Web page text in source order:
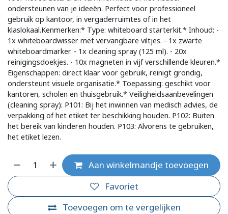
ondersteunen van je ideeën. Perfect voor professioneel
gebruik op kantoor, in vergaderruimtes of in het
klaslokaal.Kenmerken:* Type: whiteboard starterkit.* Inhoud: -
1x whiteboardwisser met vervangbare viltjes. - 1x zwarte
whiteboardmarker. - 1x cleaning spray (125 ml). - 20x
reinigingsdoekjes. - 10x magneten in vijf verschillende kleuren.*
Eigenschappen: direct klaar voor gebruik, reinigt grondig,
ondersteunt visuele organisatie.* Toepassing: geschikt voor
kantoren, scholen en thuisgebruik.* Veiligheidsaanbevelingen
(cleaning spray): P101: Bij het inwinnen van medisch advies, de
verpakking of het etiket ter beschikking houden. P102: Buiten
het bereik van kinderen houden. P103: Alvorens te gebruiken,
het etiket lezen.
Aan winkelmandje toevoegen
Toevoegen om te vergelijken
Favoriet